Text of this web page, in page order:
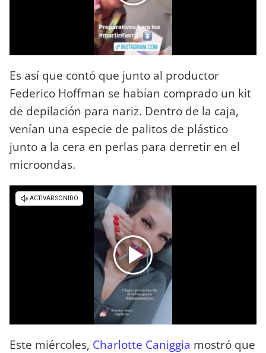
Es así que contó que junto al productor
Federico Hoffman se habían comprado un kit
de depilación para nariz. Dentro de la caja,
venían una especie de palitos de plástico
junto a la cera en perlas para derretir en el
microondas.
Este miércoles, Charlotte Caniggia mostró que